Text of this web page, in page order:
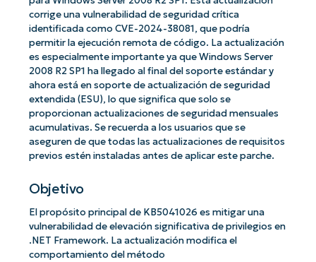
corrige una vulnerabilidad de seguridad crítica
identificada como CVE-2024-38081, que podría
permitir la ejecución remota de código. La actualización
es especialmente importante ya que Windows Server
2008 R2 SP1 ha llegado al final del soporte estándar y
ahora está en soporte de actualización de seguridad
extendida (ESU), lo que significa que solo se
proporcionan actualizaciones de seguridad mensuales
acumulativas. Se recuerda a los usuarios que se
aseguren de que todas las actualizaciones de requisitos
previos estén instaladas antes de aplicar este parche.
Objetivo
El propósito principal de KB5041026 es mitigar una
vulnerabilidad de elevación significativa de privilegios en
.NET Framework. La actualización modifica el
comportamiento del método